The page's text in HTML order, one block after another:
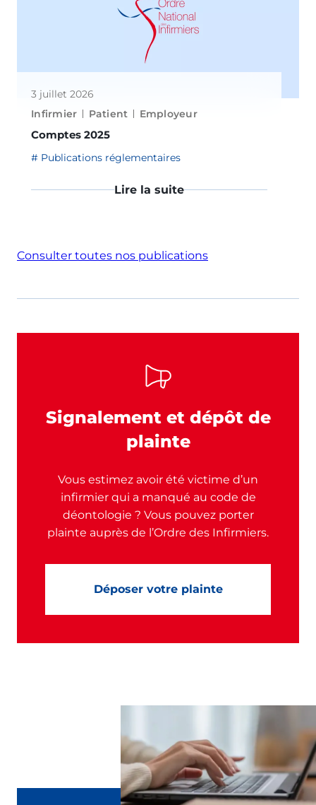
3 juillet 2026
Infirmier
Patient Employeur
Comptes 2025
Publications réglementaires
Lire la suite
Consulter toutes nos publications
Signalement et dépôt de
plainte
Vous estimez avoir été victime d’un
infirmier qui a manqué au code de
déontologie ? Vous pouvez porter
plainte auprès de l’Ordre des Infirmiers.
Déposer votre plainte